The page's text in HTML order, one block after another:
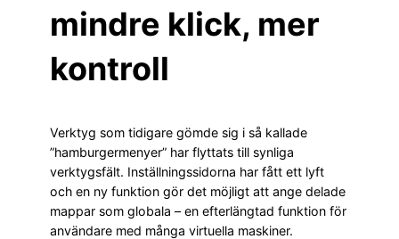
mindre klick, mer
kontroll
Verktyg som tidigare gömde sig i så kallade
”hamburgermenyer” har flyttats till synliga
verktygsfält. Inställningssidorna har fått ett lyft
och en ny funktion gör det möjligt att ange delade
mappar som globala – en efterlängtad funktion för
användare med många virtuella maskiner.